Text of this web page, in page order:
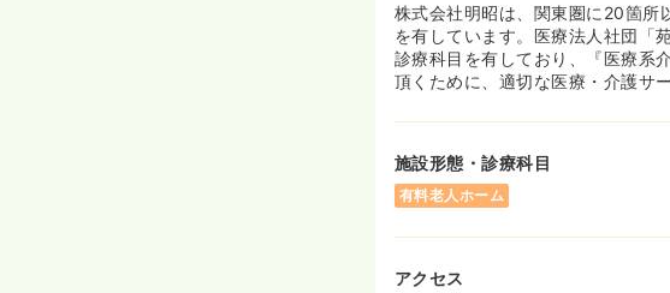
株式会社明昭は、関東圏に20箇所
を有しています。医療法人社団「
診療科目を有しており、『医療系
頂くために、適切な医療・介護サ
施設形態・診療科目
有料老人ホーム
アクセス